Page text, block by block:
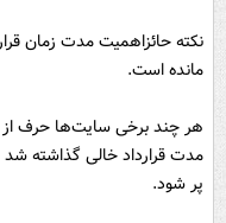
نکته حائزاهمیت مدت زمان
مانده است.
هر چند برخی سایت‌ها حرف از
مدت قرارداد خالی گذاشته
پر شود.